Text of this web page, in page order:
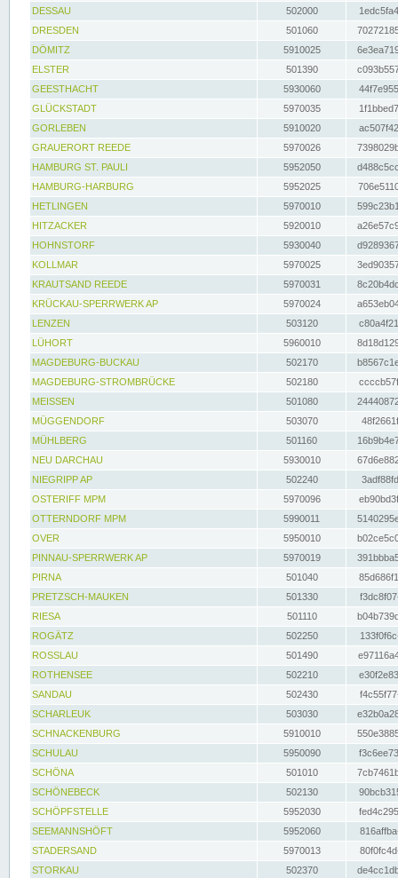
DESSAU
502000
DRESDEN
501060
DÖMITZ
5910025
ELSTER
501390
GEESTHACHT
5930060
GLÜCKSTADT
5970035
GORLEBEN
5910020
GRAUERORT REEDE
5970026
HAMBURG ST. PAULI
5952050
HAMBURG-HARBURG
5952025
HETLINGEN
5970010
HITZACKER
5920010
HOHNSTORF
5930040
KOLLMAR
5970025
KRAUTSAND REEDE
5970031
KRÜCKAU-SPERRWERK AP
5970024
LENZEN
503120
LÜHORT
5960010
MAGDEBURG-BUCKAU
502170
MAGDEBURG-STROMBRÜCKE
502180
MEISSEN
501080
MÜGGENDORF
503070
MÜHLBERG
501160
NEU DARCHAU
5930010
NIEGRIPP AP
502240
OSTERIFF MPM
5970096
OTTERNDORF MPM
5990011
OVER
5950010
PINNAU-SPERRWERK AP
5970019
PIRNA
501040
PRETZSCH-MAUKEN
501330
RIESA
501110
ROGÄTZ
502250
ROSSLAU
501490
ROTHENSEE
502210
SANDAU
502430
SCHARLEUK
503030
SCHNACKENBURG
5910010
SCHULAU
5950090
SCHÖNA
501010
SCHÖNEBECK
502130
SCHÖPFSTELLE
5952030
SEEMANNSHÖFT
5952060
STADERSAND
5970013
STORKAU
502370